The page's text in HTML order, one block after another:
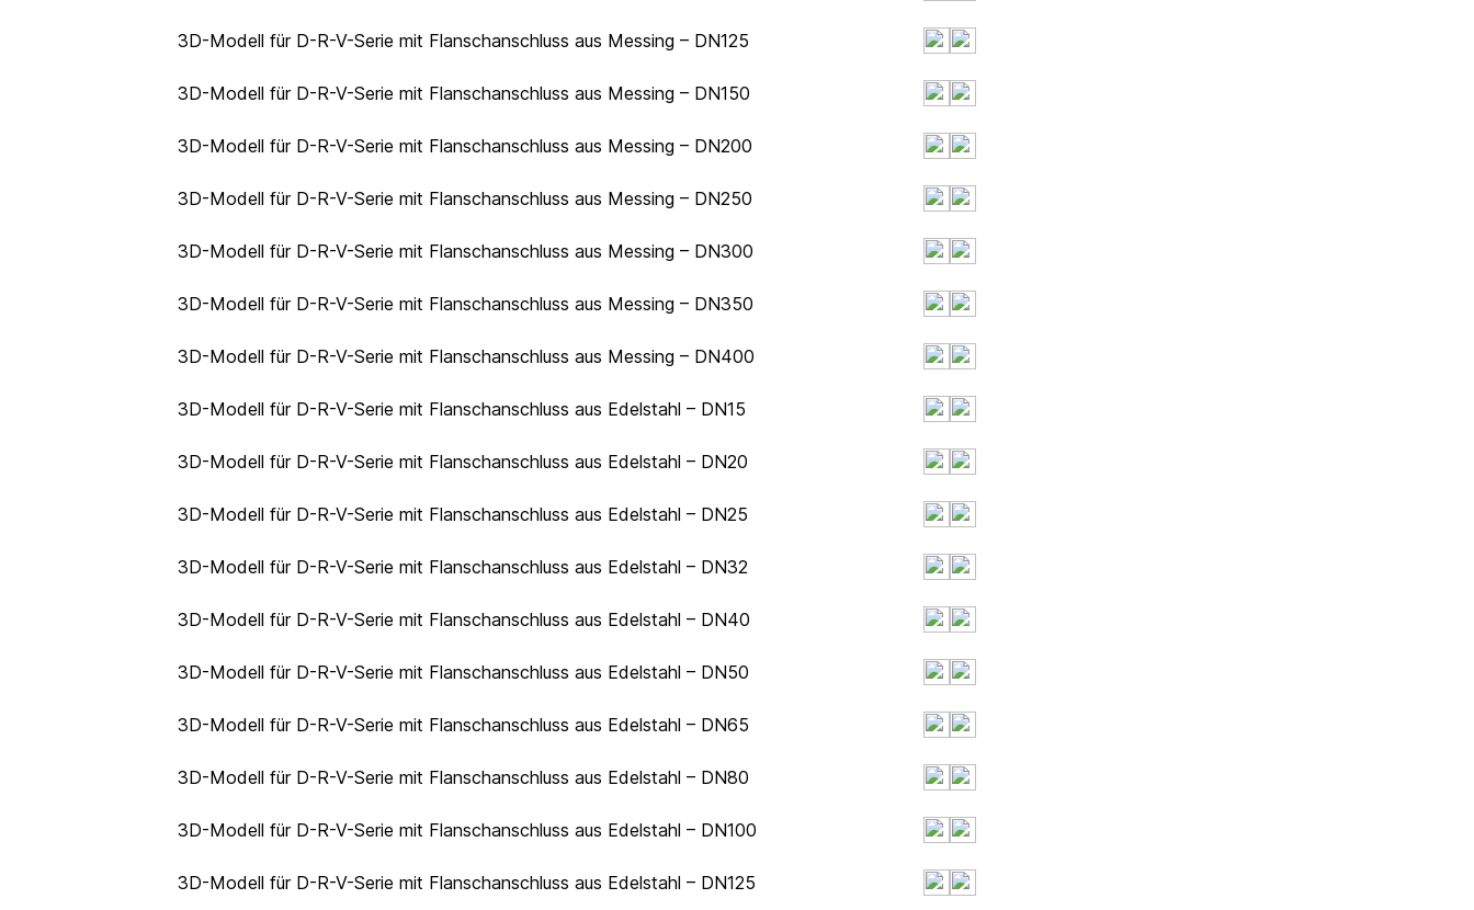
3D-Modell für D-R-V-Serie mit Flanschanschluss aus Messing – DN125
3D-Modell für D-R-V-Serie mit Flanschanschluss aus Messing – DN150
3D-Modell für D-R-V-Serie mit Flanschanschluss aus Messing – DN200
3D-Modell für D-R-V-Serie mit Flanschanschluss aus Messing – DN250
3D-Modell für D-R-V-Serie mit Flanschanschluss aus Messing – DN300
3D-Modell für D-R-V-Serie mit Flanschanschluss aus Messing – DN350
3D-Modell für D-R-V-Serie mit Flanschanschluss aus Messing – DN400
3D-Modell für D-R-V-Serie mit Flanschanschluss aus Edelstahl – DN15
3D-Modell für D-R-V-Serie mit Flanschanschluss aus Edelstahl – DN20
3D-Modell für D-R-V-Serie mit Flanschanschluss aus Edelstahl – DN25
3D-Modell für D-R-V-Serie mit Flanschanschluss aus Edelstahl – DN32
3D-Modell für D-R-V-Serie mit Flanschanschluss aus Edelstahl – DN40
3D-Modell für D-R-V-Serie mit Flanschanschluss aus Edelstahl – DN50
3D-Modell für D-R-V-Serie mit Flanschanschluss aus Edelstahl – DN65
3D-Modell für D-R-V-Serie mit Flanschanschluss aus Edelstahl – DN80
3D-Modell für D-R-V-Serie mit Flanschanschluss aus Edelstahl – DN100
3D-Modell für D-R-V-Serie mit Flanschanschluss aus Edelstahl – DN125